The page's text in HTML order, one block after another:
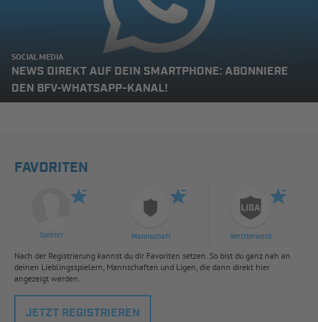
SOCIAL MEDIA
NEWS DIREKT AUF DEIN SMARTPHONE: ABONNIERE
DEN BFV-WHATSAPP-KANAL!
FAVORITEN
Spieler Mannschaft Wettbewerb
Nach der Registrierung kannst du dir Favoriten setzen. So bist du ganz nah an
deinen Lieblingsspielern, Mannschaften und Ligen, die dann direkt hier
angezeigt werden.
JETZT REGISTRIEREN